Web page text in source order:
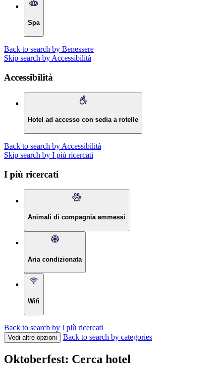
Spa
Back to search by Benessere
Skip search by Accessibilità
Accessibilità
Hotel ad accesso con sedia a rotelle
Back to search by Accessibilità
Skip search by I più ricercati
I più ricercati
Animali di compagnia ammessi
Aria condizionata
Wifi
Back to search by I più ricercati
Vedi altre opzioni Back to search by categories
Oktoberfest: Cerca hotel